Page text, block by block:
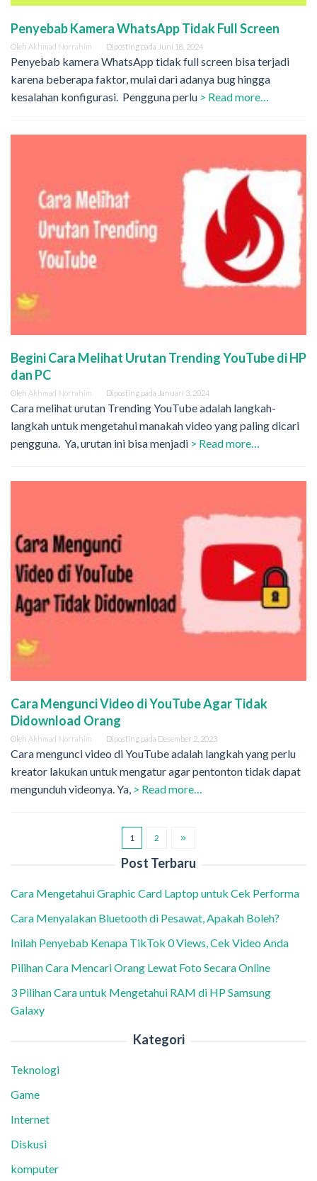
Penyebab Kamera WhatsApp Tidak Full Screen
Oleh Akhmad Norrahim Diposting pada Juni 18, 2024
Penyebab kamera WhatsApp tidak full screen bisa terjadi
karena beberapa faktor, mulai dari adanya bug hingga
kesalahan konfigurasi. Pengguna perlu > Read more…
Begini Cara Melihat Urutan Trending YouTube di HP
dan PC
Oleh Akhmad Norrahim Diposting pada Januari 3, 2024
Cara melihat urutan Trending YouTube adalah langkah-
langkah untuk mengetahui manakah video yang paling dicari
pengguna. Ya, urutan ini bisa menjadi > Read more…
Cara Mengunci Video di YouTube Agar Tidak
Didownload Orang
Oleh Akhmad Norrahim Diposting pada Desember 2, 2023
Cara mengunci video di YouTube adalah langkah yang perlu
kreator lakukan untuk mengatur agar pentonton tidak dapat
mengunduh videonya. Ya, > Read more…
1 2
Post Terbaru
Cara Mengetahui Graphic Card Laptop untuk Cek Performa
Cara Menyalakan Bluetooth di Pesawat, Apakah Boleh?
Inilah Penyebab Kenapa TikTok 0 Views, Cek Video Anda
Pilihan Cara Mencari Orang Lewat Foto Secara Online
3 Pilihan Cara untuk Mengetahui RAM di HP Samsung
Galaxy
Kategori
Teknologi
Game
Internet
Diskusi
komputer